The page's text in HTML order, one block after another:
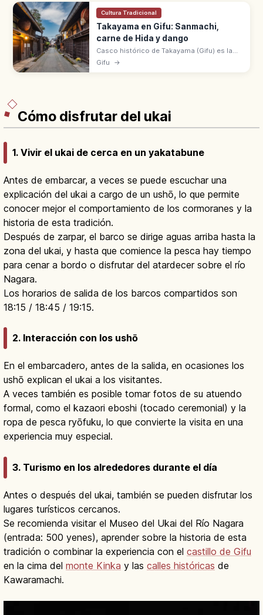
Cultura Tradicional
Takayama en Gifu: Sanmachi,
carne de Hida y dango
Casco histórico de Takayama (Gifu) es la
'pequeña Kioto de Hida' con machiya del
Gifu →
Cómo disfrutar del ukai
1. Vivir el ukai de cerca en un yakatabune
Antes de embarcar, a veces se puede escuchar una
explicación del ukai a cargo de un ushō, lo que permite
conocer mejor el comportamiento de los cormoranes y la
historia de esta tradición.
Después de zarpar, el barco se dirige aguas arriba hasta la
zona del ukai, y hasta que comience la pesca hay tiempo
para cenar a bordo o disfrutar del atardecer sobre el río
Nagara.
Los horarios de salida de los barcos compartidos son
18:15 / 18:45 / 19:15.
2. Interacción con los ushō
En el embarcadero, antes de la salida, en ocasiones los
ushō explican el ukai a los visitantes.
A veces también es posible tomar fotos de su atuendo
formal, como el kazaori eboshi (tocado ceremonial) y la
ropa de pesca ryōfuku, lo que convierte la visita en una
experiencia muy especial.
3. Turismo en los alrededores durante el día
Antes o después del ukai, también se pueden disfrutar los
lugares turísticos cercanos.
Se recomienda visitar el Museo del Ukai del Río Nagara
(entrada: 500 yenes), aprender sobre la historia de esta
tradición o combinar la experiencia con el castillo de Gifu
en la cima del monte Kinka y las calles históricas de
Kawaramachi.